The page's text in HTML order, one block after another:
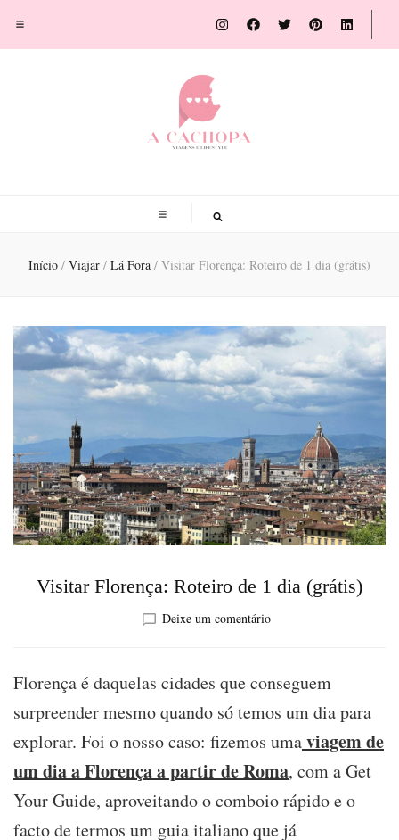
Início / Viajar / Lá Fora / Visitar Florença: Roteiro de 1 dia (grátis)
Visitar Florença: Roteiro de 1 dia (grátis)
Deixe um comentáriosobre
de
1
(grátis)
Florença é daquelas cidades que conseguem
surpreender mesmo quando só temos um dia para
explorar. Foi o nosso caso: fizemos umaviagem de
um dia a Florença a partir de Roma, com a Get
Your Guide, aproveitando o comboio rápido e o
facto de termos um guia italiano que já